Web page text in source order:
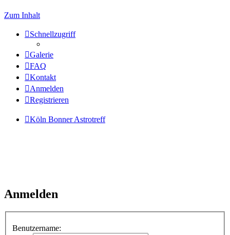
Zum Inhalt
Schnellzugriff
Galerie
FAQ
Kontakt
Anmelden
Registrieren
Köln Bonner Astrotreff
Anmelden
Benutzername: